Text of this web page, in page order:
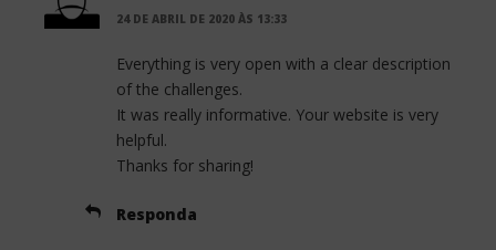
24 DE ABRIL DE 2020 ÀS 13:33
Everything is very open with a clear description
of the challenges.
It was really informative. Your website is very
helpful.
Thanks for sharing!
Responda